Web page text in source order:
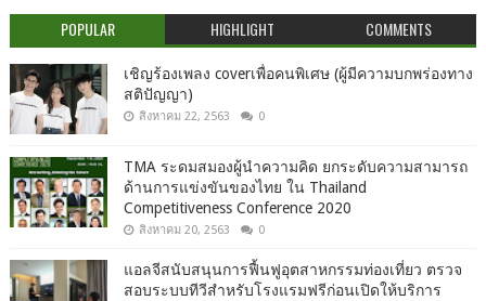
POPULAR HIGHLIGHT COMMENTS
เชิญร้องเพลง coverเพื่อคนพิเศษ (ผู้มีความบกพร่องทาง
สติปัญญา)
สิงหาคม 22, 2563 0
TMA ระดมสมองผู้นำความคิด ยกระดับความสามารถ
ด้านการแข่งขันของไทย ใน Thailand
Competitiveness Conference 2020
สิงหาคม 20, 2563 0
แอลจีสนับสนุนการฟื้นฟูอุตสาหกรรมท่องเที่ยว ตรวจ
สอบระบบทีวีสำหรับโรงแรมฟรีก่อนเปิดให้บริการ